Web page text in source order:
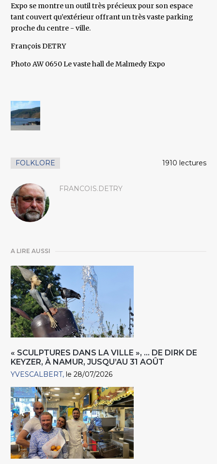
Expo se montre un outil très précieux pour son espace
tant couvert qu’extérieur offrant un très vaste parking
proche du centre - ville.
François DETRY
Photo AW 0650 Le vaste hall de Malmedy Expo
FOLKLORE 1910 lectures
FRANCOIS.DETRY
A LIRE AUSSI
« SCULPTURES DANS LA VILLE », … DE DIRK DE
KEYZER, À NAMUR, JUSQU’AU 31 AOÛT
YVESCALBERT le 28/07/2026